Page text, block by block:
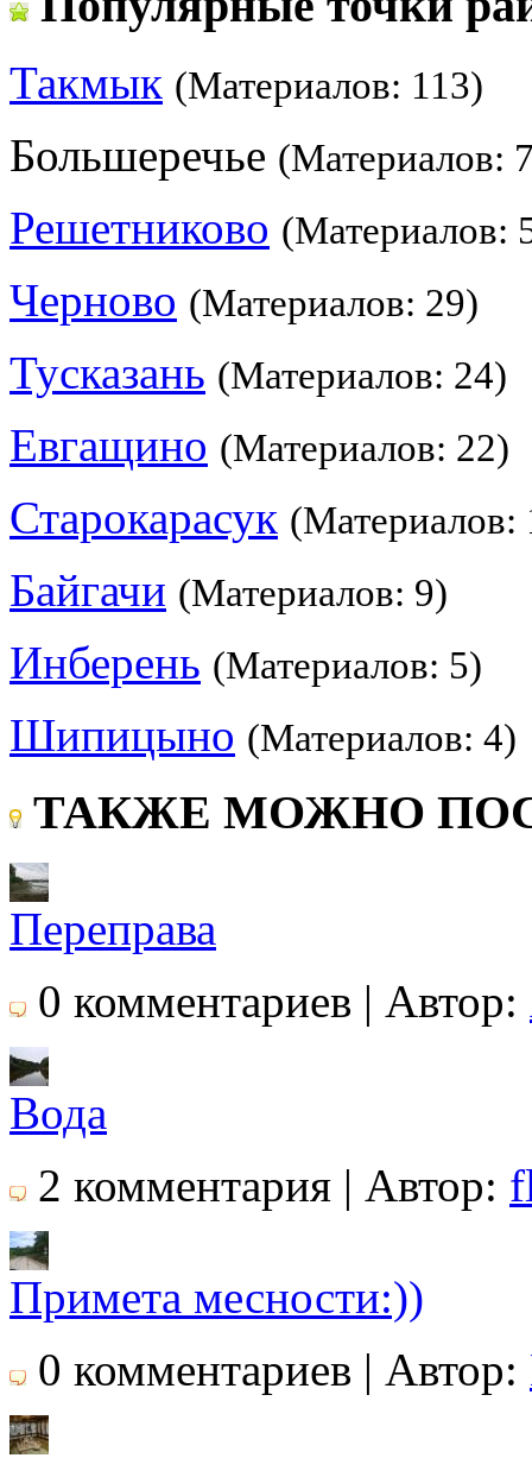
Такмык (Материалов: 113)
Большеречье (Материалов:
Решетниково (Материалов:
Черново (Материалов: 29)
Тусказань (Материалов: 24)
Евгащино (Материалов: 22)
Старокарасук (Материалов:
Байгачи (Материалов: 9)
Инберень (Материалов: 5)
Шипицыно (Материалов: 4)
ТАКЖЕ МОЖНО
Переправа
0 комментариев | Автор:
Вода
2 комментария | Автор:
Примета месности:))
0 комментариев | Автор: